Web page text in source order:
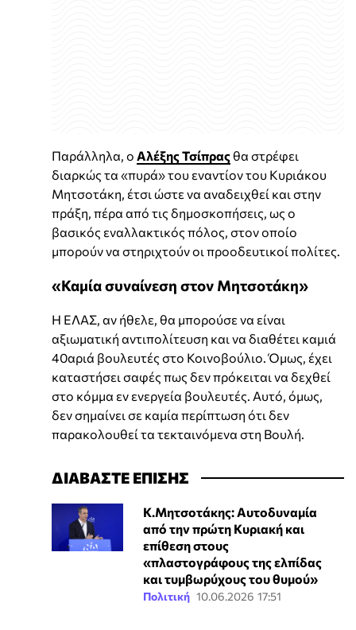
Παράλληλα, ο Αλέξης Τσίπραςθα στρέφει
διαρκώς τα «πυρά» του εναντίον του Κυριάκου
Μητσοτάκη, έτσι ώστε να αναδειχθεί και στην
πράξη, πέρα από τις δημοσκοπήσεις, ως ο
βασικός εναλλακτικός πόλος, στον οποίο
μπορούν να στηριχτούν οι προοδευτικοί πολίτες.
«Καμία συναίνεση στον Μητσοτάκη»
Η ΕΛΑΣ, αν ήθελε, θα μπορούσε να είναι
αξιωματική αντιπολίτευση και να διαθέτει καμιά
40αριά βουλευτές στο Κοινοβούλιο. Όμως, έχει
καταστήσει σαφές πως δεν πρόκειται να δεχθεί
στο κόμμα εν ενεργεία βουλευτές. Αυτό, όμως,
δεν σημαίνει σε καμία περίπτωση ότι δεν
παρακολουθεί τα τεκταινόμενα στη Βουλή.
ΔΙΑΒΑΣΤΕ ΕΠΙΣΗΣ
Κ.Μητσοτάκης: Αυτοδυναμία
από την πρώτη Κυριακή και
επίθεση στους
«πλαστογράφους της ελπίδας
και τυμβωρύχους του θυμού»
Πολιτική 10.06.2026 17:51